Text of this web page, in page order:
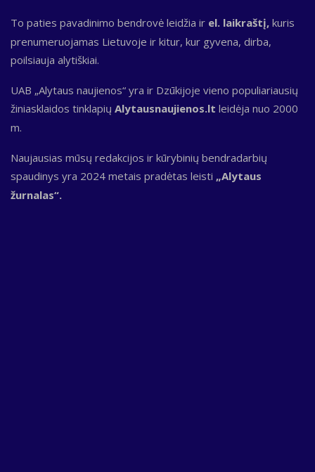
To paties pavadinimo bendrovė leidžia ir el. laikraštį, kuris
prenumeruojamas Lietuvoje ir kitur, kur gyvena, dirba,
poilsiauja alytiškiai.
UAB „Alytaus naujienos“ yra ir Dzūkijoje vieno populiariausių
žiniasklaidos tinklapių Alytausnaujienos.lt leidėja nuo 2000
m.
Naujausias mūsų redakcijos ir kūrybinių bendradarbių
spaudinys yra 2024 metais pradėtas leisti „Alytaus
žurnalas“.